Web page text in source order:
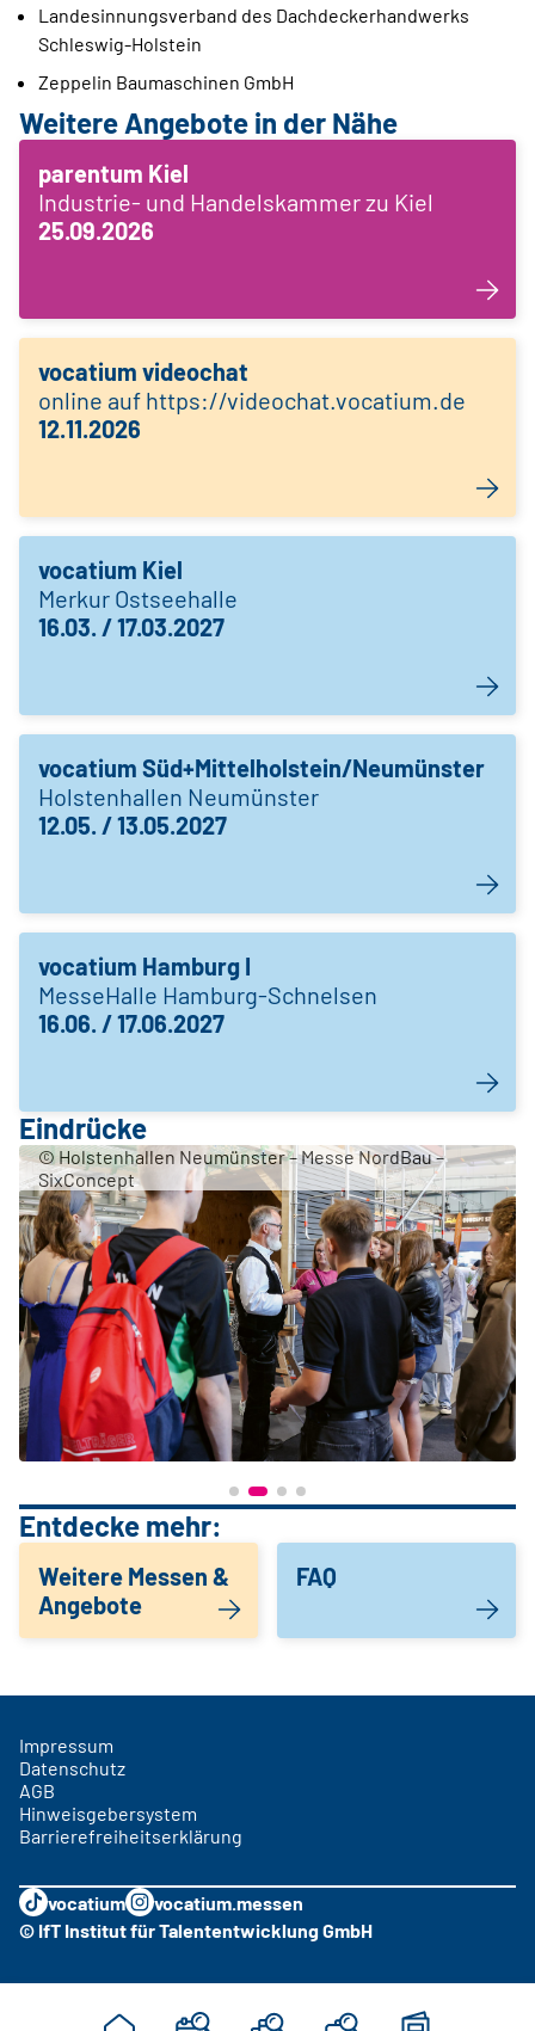
Landesinnungsverband des Dachdeckerhandwerks
Schleswig-Holstein
Zeppelin Baumaschinen GmbH
Weitere Angebote in der Nähe
parentum Kiel
Industrie- und Handelskammer zu Kiel
25.09.2026
vocatium videochat
online auf https://videochat.vocatium.de
12.11.2026
vocatium Kiel
Merkur Ostseehalle
16.03. / 17.03.2027
vocatium Süd+Mittelholstein/Neumünster
Holstenhallen Neumünster
12.05. / 13.05.2027
vocatium Hamburg I
MesseHalle Hamburg-Schnelsen
16.06. / 17.06.2027
Eindrücke
© Holstenhallen Neumünster – Messe NordBau –
SixConcept
Entdecke mehr:
Weitere Messen &
Angebote
FAQ
Impressum
Datenschutz
AGB
Hinweisgebersystem
Barrierefreiheitserklärung
vocatium
vocatium.messen
© IfT Institut für Talententwicklung GmbH